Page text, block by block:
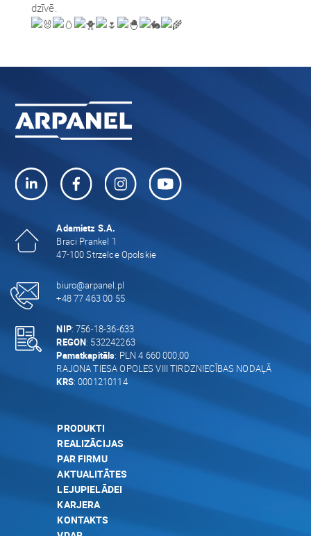
dzīvē.
Adamietz S.A.
Braci Prankel 1
47-100 Strzelce Opolskie
biuro@arpanel.pl
+48 77 463 00 55
NIP: 756-18-36-633
REGON: 532242263
Pamatkapitāls: PLN 4 660 000,00
RAJONA TIESA OPOLES VIII TIRDZNIECĪBAS NODAĻĀ
KRS: 0001210114
PRODUKTI
REALIZĀCIJAS
PAR FIRMU
AKTUALITĀTES
LEJUPIELĀDEI
KARJERA
KONTAKTS